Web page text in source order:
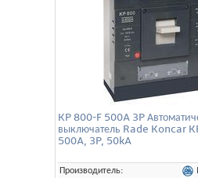
KP 800-F 500A 3P
выключатель Rade Koncar
500A, 3P, 50kA
Производитель: